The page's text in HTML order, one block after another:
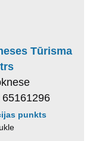
Tūrisma
punkts